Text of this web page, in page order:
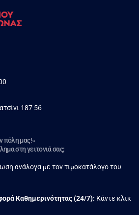
187 56
πόλη μας!»
στη γειτονιά σας;
ανάλογα με τον τιμοκατάλογο του
Kαθημερινότητας (24/7): Κάντε κλικ